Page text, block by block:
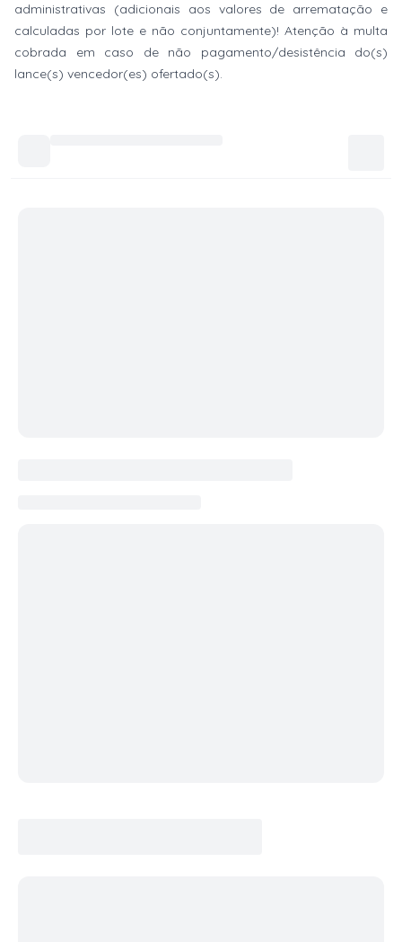
administrativas (adicionais aos valores de arrematação e
calculadas por lote e não conjuntamente)! Atenção à multa
cobrada em caso de não pagamento/desistência do(s)
lance(s) vencedor(es) ofertado(s).